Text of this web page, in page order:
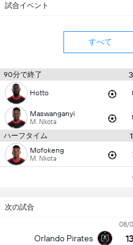
試合イベント
すべて
90分で終了
Hotto
Maswanganyi
M. Nkota
ハーフタイム
Mofokeng
M. Nkota
次の試合
Orlando Pirates
08/